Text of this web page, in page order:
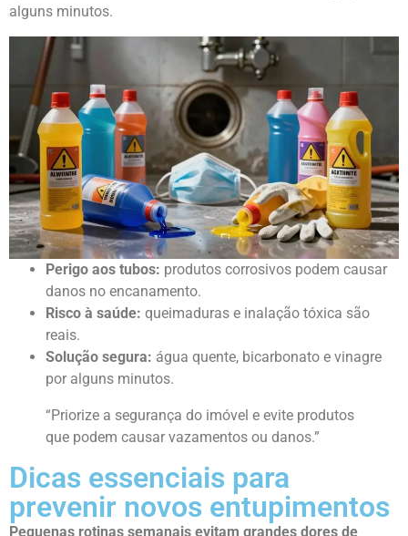
alguns minutos.
Perigo aos tubos: produtos corrosivos podem causar
danos no encanamento.
Risco à saúde: queimaduras e inalação tóxica são
reais.
Solução segura: água quente, bicarbonato e vinagre
por alguns minutos.
“Priorize a segurança do imóvel e evite produtos
que podem causar vazamentos ou danos.”
Dicas essenciais para
prevenir novos entupimentos
Pequenas rotinas semanais evitam grandes dores de